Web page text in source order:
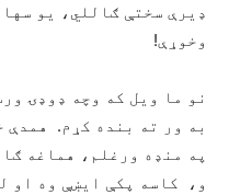
ډيرې سختې ګاللي، یو
وخوړې!
نو ما ویل که وچه ډوډۍ
به ور ته بنده کړم. همدې
په منډه ورغلم، هماغه
و، کاسه پکې ایښې وه او